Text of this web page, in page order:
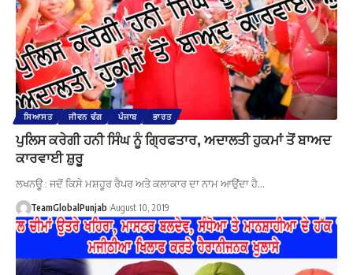
ਸਿਆਸਤ ਜੀਵਨ ਢੰਗ ਪੰਜਾਬ ਭਾਰਤ
ਪੁਲਿਸ ਕਰੇਗੀ ਹਨੀ ਸਿੰਘ ਨੂੰ ਗ੍ਰਿਫਤਾਰ, ਅਦਾਲਤੀ ਹੁਕਮਾਂ ਤੋਂ ਬਾਅਦ
ਕਾਰਵਾਈ ਸ਼ੁਰੂ
ਲਖਨਊ : ਜਦੋਂ ਕਿਸੇ ਮਸ਼ਹੂਰ ਰੈਪਰ ਅਤੇ ਕਲਾਕਾਰ ਦਾ ਨਾਮ ਆਉਂਦਾ ਹੈ…
TeamGlobalPunjab August 10, 2019